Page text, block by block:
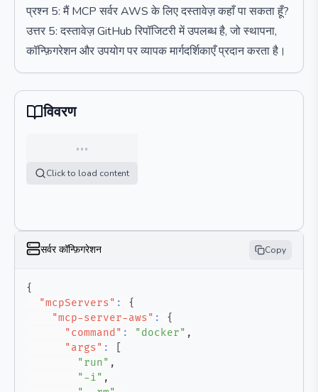
प्रश्न 5: मैं MCP सर्वर AWS के लिए दस्तावेज़ कहाँ पा सकता हूँ?
उत्तर 5: दस्तावेज़ GitHub रिपॉजिटरी में उपलब्ध है, जो स्थापना,
कॉन्फ़िगरेशन और उपयोग पर व्यापक मार्गदर्शिकाएँ प्रदान करता है।
विवरण
…
Click to load content
सर्वर कॉन्फ़िगरेशन Copy
{
"mcpServers" :
{
"mcp-server-aws" :
{
"command" : "docker" ,
"args" :
"run" ,
"-i" ,